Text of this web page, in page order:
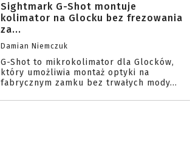
Sightmark G-Shot montuje
kolimator na Glocku bez frezowania
za...
Damian Niemczuk
G-Shot to mikrokolimator dla Glocków,
który umożliwia montaż optyki na
fabrycznym zamku bez trwałych mody...